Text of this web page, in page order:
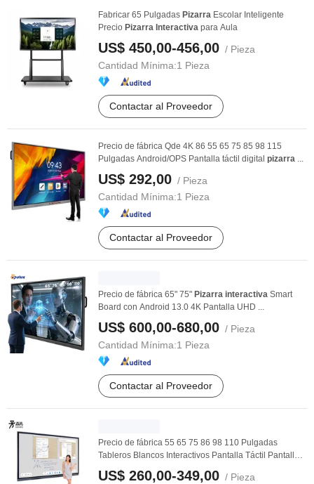
Fabricar 65 Pulgadas Pizarra Escolar Inteligente
Precio Pizarra Interactiva para Aula
US$ 450,00-456,00 / Pieza
Cantidad Mínima:1 Pieza
Contactar al Proveedor
Precio de fábrica Qde 4K 86 55 65 75 85 98 115
Pulgadas Android/OPS Pantalla táctil digital pizarra ...
US$ 292,00 / Pieza
Cantidad Mínima:1 Pieza
Contactar al Proveedor
Precio de fábrica 65" 75" Pizarra interactiva Smart
Board con Android 13.0 4K Pantalla UHD ...
US$ 600,00-680,00 / Pieza
Cantidad Mínima:1 Pieza
Contactar al Proveedor
Precio de fábrica 55 65 75 86 98 110 Pulgadas
Tableros Blancos Interactivos Pantalla Táctil Pantalla
US$ 260,00-349,00 / Pieza